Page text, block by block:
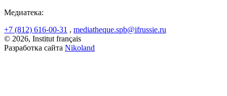
Медиатека:
+7 (812) 616-00-31 , mediatheque.spb@ifrussie.ru
© 2026, Institut français
Разработка сайта Nikoland